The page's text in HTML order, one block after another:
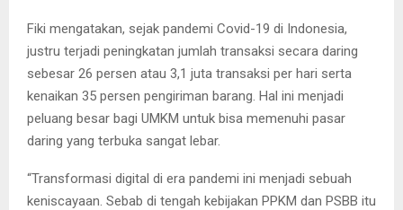
Fiki mengatakan, sejak pandemi Covid-19 di Indonesia,
justru terjadi peningkatan jumlah transaksi secara daring
sebesar 26 persen atau 3,1 juta transaksi per hari serta
kenaikan 35 persen pengiriman barang. Hal ini menjadi
peluang besar bagi UMKM untuk bisa memenuhi pasar
daring yang terbuka sangat lebar.
“Transformasi digital di era pandemi ini menjadi sebuah
keniscayaan. Sebab di tengah kebijakan PPKM dan PSBB itu